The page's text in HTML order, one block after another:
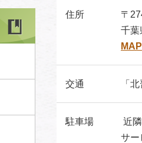
住所
〒
千葉
MAP
交通 「
駐車場
近
サー